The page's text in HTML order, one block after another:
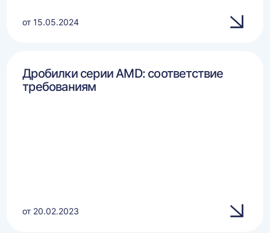
от 15.05.2024
Дробилки серии AMD: соответствие
требованиям
от 20.02.2023